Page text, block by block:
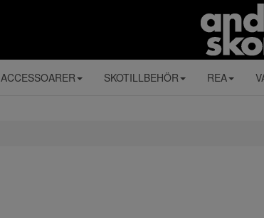
ACCESSOARER SKOTILLBEHÖR REA